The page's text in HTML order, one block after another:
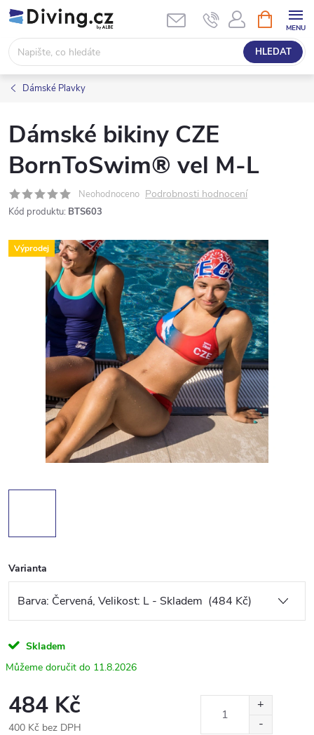
Přejít
na
obsah
HLEDAT
NÁKUPNÍ
KOŠÍK
Dámské Plavky
Dámské bikiny CZE
BornToSwim® vel M-L
Neohodnoceno Podrobnosti hodnocení
Kód produktu: BTS603
Výprodej
Varianta
Skladem
11.8.2026
484 Kč
400 Kč bez DPH